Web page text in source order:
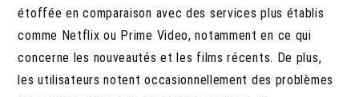
étoffée en comparaison avec des services plus établis
comme Netflix ou Prime Video, notamment en ce qui
concerne les nouveautés et les films récents. De plus,
les utilisateurs notent occasionnellement des problèmes